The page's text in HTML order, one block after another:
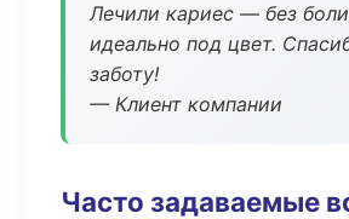
Лечили кариес — без
идеально под цвет.
заботу!
— Клиент компании
Часто задаваемые